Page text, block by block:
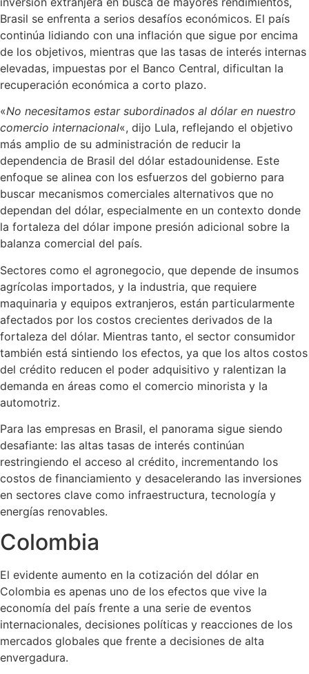
Brasil se enfrenta a serios desafíos económicos. El país
continúa lidiando con una inflación que sigue por encima
de los objetivos, mientras que las tasas de interés internas
elevadas, impuestas por el Banco Central, dificultan la
recuperación económica a corto plazo.
«No necesitamos estar subordinados al dólar en nuestro
comercio internacional«, dijo Lula, reflejando el objetivo
más amplio de su administración de reducir la
dependencia de Brasil del dólar estadounidense. Este
enfoque se alinea con los esfuerzos del gobierno para
buscar mecanismos comerciales alternativos que no
dependan del dólar, especialmente en un contexto donde
la fortaleza del dólar impone presión adicional sobre la
balanza comercial del país.
Sectores como el agronegocio, que depende de insumos
agrícolas importados, y la industria, que requiere
maquinaria y equipos extranjeros, están particularmente
afectados por los costos crecientes derivados de la
fortaleza del dólar. Mientras tanto, el sector consumidor
también está sintiendo los efectos, ya que los altos costos
del crédito reducen el poder adquisitivo y ralentizan la
demanda en áreas como el comercio minorista y la
automotriz.
Para las empresas en Brasil, el panorama sigue siendo
desafiante: las altas tasas de interés continúan
restringiendo el acceso al crédito, incrementando los
costos de financiamiento y desacelerando las inversiones
en sectores clave como infraestructura, tecnología y
energías renovables.
Colombia
El evidente aumento en la cotización del dólar en
Colombia es apenas uno de los efectos que vive la
economía del país frente a una serie de eventos
internacionales, decisiones políticas y reacciones de los
mercados globales que frente a decisiones de alta
envergadura.